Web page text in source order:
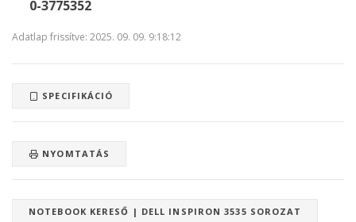
0-3775352
Adatlap frissítve: 2025. 09. 09. 9:18:12
SPECIFIKÁCIÓ
NYOMTATÁS
NOTEBOOK KERESŐ | DELL INSPIRON 3535 SOROZAT